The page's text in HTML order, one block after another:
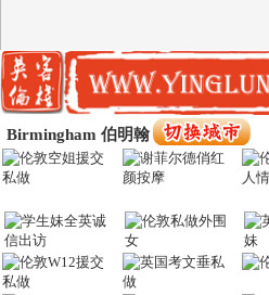
Birmingham 伯明翰